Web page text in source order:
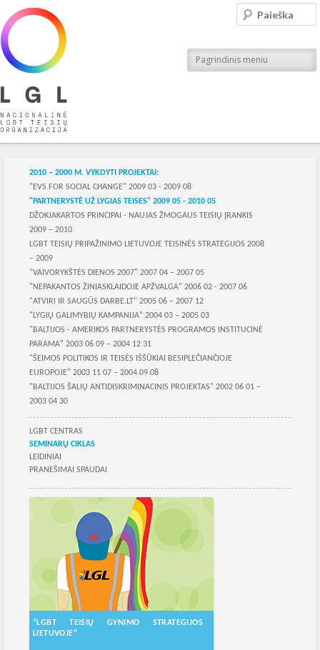
Nacionalinė LGBT teisių organizacija
Pagrindinis meniu
Paieška
Skilties meniu
2010 – 2000 M. VYKDYTI PROJEKTAI:
"EVS FOR SOCIAL CHANGE" 2009 03 - 2009 08
"PARTNERYSTĖ UŽ LYGIAS TEISES" 2009 05 - 2010 05
DŽOKJAKARTOS PRINCIPAI - NAUJAS ŽMOGAUS TEISIŲ ĮRANKIS
2009 – 2010
LGBT TEISIŲ PRIPAŽINIMO LIETUVOJE TEISINĖS STRATEGIJOS 2008
– 2009
"VAIVORYKŠTĖS DIENOS 2007" 2007 04 – 2007 05
"NEPAKANTOS ŽINIASKLAIDOJE APŽVALGA" 2006 02 - 2007 06
"ATVIRI IR SAUGŪS DARBE.LT" 2005 06 – 2007 12
"LYGIŲ GALIMYBIŲ KAMPANIJA" 2004 03 – 2005 03
"BALTIJOS - AMERIKOS PARTNERYSTĖS PROGRAMOS INSTITUCINĖ
PARAMA" 2003 06 09 – 2004 12 31
"ŠEIMOS POLITIKOS IR TEISĖS IŠŠŪKIAI BESIPLEČIANČIOJE
EUROPOJE" 2003 11 07 – 2004 09 08
"BALTIJOS ŠALIŲ ANTIDISKRIMINACINIS PROJEKTAS" 2002 06 01 –
2003 04 30
Skilties meniu
LGBT CENTRAS
SEMINARŲ CIKLAS
LEIDINIAI
PRANEŠIMAI SPAUDAI
Skilties meniu
“LGBT TEISIŲ GYNIMO STRATEGIJOS
LIETUVOJE”